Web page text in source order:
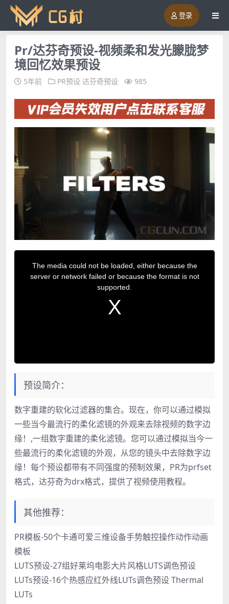
登录
Pr/达芬奇预设-视频柔和发光朦胧梦
境回忆效果预设
5年前 PR预设 达芬奇预设 985
i
w
The media could not be loaded, either because the
server or network failed or because the format is not
supported.
预设简介：
数字重建的软化过滤器的集合。现在，你可以通过模拟
一些当今最流行的柔化滤镜的外观来去除视频的数字边
缘！,一组数字重建的柔化滤镜。您可以通过模拟当今一
些最流行的柔化滤镜的外观，从您的镜头中去除数字边
缘！每个预设都带有不同强度的预制效果，PR为prfset
格式，达芬奇为drx格式，提供了视频使用教程。
其他推荐：
PR模板-50个卡通可爱三维设备手势触控操作动作动画
模板
LUTS预设-27组好莱坞电影大片风格LUTS调色预设
LUTs预设-16个热感应红外线LUTs调色预设 Thermal
LUTs